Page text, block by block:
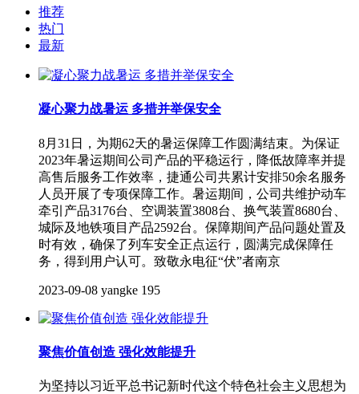
推荐
热门
最新
凝心聚力战暑运 多措并举保安全
8月31日，为期62天的暑运保障工作圆满结束。为保证
2023年暑运期间公司产品的平稳运行，降低故障率并提
高售后服务工作效率，捷通公司共累计安排50余名服务
人员开展了专项保障工作。暑运期间，公司共维护动车
牵引产品3176台、空调装置3808台、换气装置8680台、
城际及地铁项目产品2592台。保障期间产品问题处置及
时有效，确保了列车安全正点运行，圆满完成保障任
务，得到用户认可。致敬永电征“伏”者南京
2023-09-08 yangke 195
聚焦价值创造 强化效能提升
为坚持以习近平总书记新时代这个特色社会主义思想为